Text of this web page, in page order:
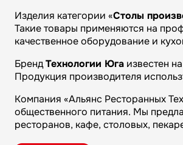
Изделия категории «Столы
Такие товары применяются на
качественное оборудование и
БрендТехнологии Юга известен
Продукция производителя
Компания «Альянс Ресторанных
общественного питания. Мы
ресторанов, кафе, столовых,